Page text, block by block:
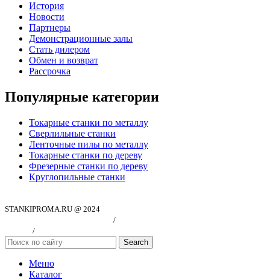
История
Новости
Партнеры
Демонстрационные залы
Стать дилером
Обмен и возврат
Рассрочка
Популярные категории
Токарные станки по металлу
Сверлильные станки
Ленточные пилы по металлу
Токарные станки по дереву
Фрезерные станки по дереву
Круглопильные станки
STANKIPROMA.RU @ 2024
/
/
Search
Меню
Каталог